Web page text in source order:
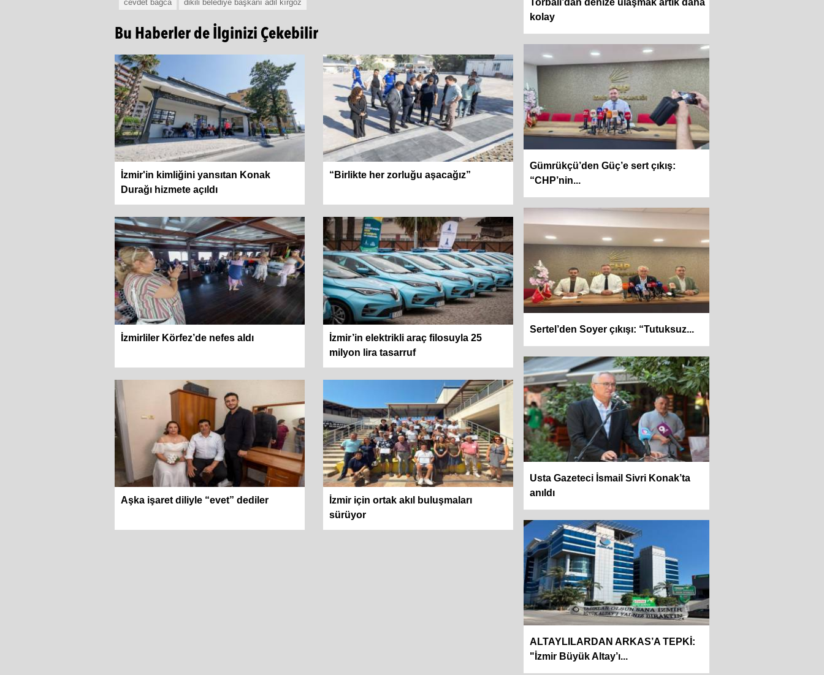
cevdet bağca
dikili belediye başkanı adil kırgöz
Bu Haberler de İlginizi Çekebilir
İzmir'in kimliğini yansıtan Konak
Durağı hizmete açıldı
“Birlikte her zorluğu aşacağız”
İzmirliler Körfez’de nefes aldı
İzmir’in elektrikli araç filosuyla 25
milyon lira tasarruf
Aşka işaret diliyle “evet” dediler
İzmir için ortak akıl buluşmaları
sürüyor
Torbalı’dan denize ulaşmak artık daha
kolay
Gümrükçü’den Güç’e sert çıkış:
“CHP’nin...
Sertel’den Soyer çıkışı: “Tutuksuz...
Usta Gazeteci İsmail Sivri Konak’ta
anıldı
ALTAYLILARDAN ARKAS’A TEPKİ:
"İzmir Büyük Altay’ı...